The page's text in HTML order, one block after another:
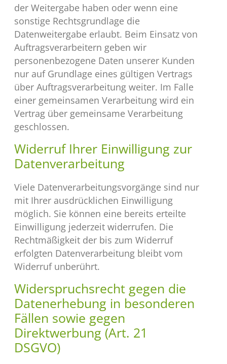
der Weitergabe haben oder wenn eine
sonstige Rechtsgrundlage die
Datenweitergabe erlaubt. Beim Einsatz von
Auftragsverarbeitern geben wir
personenbezogene Daten unserer Kunden
nur auf Grundlage eines gültigen Vertrags
über Auftragsverarbeitung weiter. Im Falle
einer gemeinsamen Verarbeitung wird ein
Vertrag über gemeinsame Verarbeitung
geschlossen.
Widerruf Ihrer Einwilligung zur
Datenverarbeitung
Viele Datenverarbeitungsvorgänge sind nur
mit Ihrer ausdrücklichen Einwilligung
möglich. Sie können eine bereits erteilte
Einwilligung jederzeit widerrufen. Die
Rechtmäßigkeit der bis zum Widerruf
erfolgten Datenverarbeitung bleibt vom
Widerruf unberührt.
Widerspruchsrecht gegen die
Datenerhebung in besonderen
Fällen sowie gegen
Direktwerbung (Art. 21
DSGVO)